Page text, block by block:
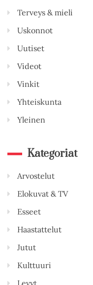
Terveys & mieli
Uskonnot
Uutiset
Videot
Vinkit
Yhteiskunta
Yleinen
Kategoriat
Arvostelut
Elokuvat & TV
Esseet
Haastattelut
Jutut
Kulttuuri
Levyt